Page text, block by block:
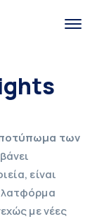
των
είναι
με νέες